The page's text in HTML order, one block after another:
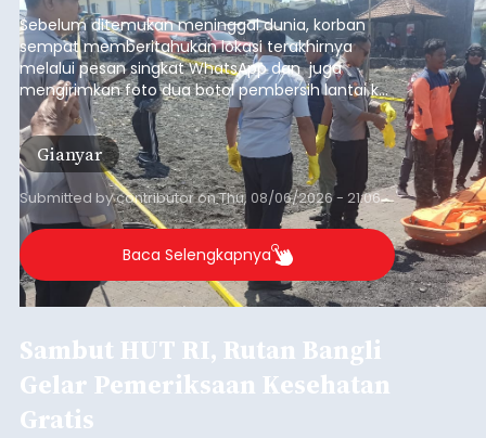
pesisir Pantai Purnama, Sukawati.
Sebelum ditemukan meninggal dunia, korban
sempat memberitahukan lokasi terakhirnya
melalui pesan singkat WhatsApp dan juga
mengirimkan foto dua botol pembersih lantai ke
istrinya.
Gianyar
Submitted bycontributoronThu, 08/06/2026 - 21:06
Baca Selengkapnya
Sambut HUT RI, Rutan Bangli
Gelar Pemeriksaan Kesehatan
Gratis